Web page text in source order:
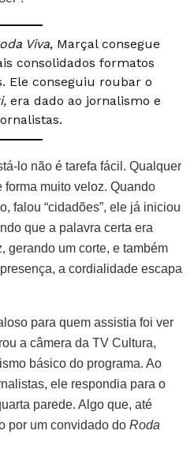
Viva, Marçal consegue
consolidados formatos
Ele conseguiu roubar o
era dado ao jornalismo e
lo não é tarefa fácil. Qualquer
muito veloz. Quando
falou “cidadões”, ele já iniciou
que a palavra certa era
gerando um corte, e também
a cordialidade escapa
para quem assistia foi ver
a câmera da TV Cultura,
básico do programa. Ao
ele respondia para o
parede. Algo que, até
por um convidado do Roda